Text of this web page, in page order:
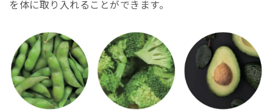
を体に取り入れることができます。